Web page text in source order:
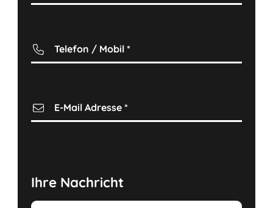
Telefon / Mobil*
E-Mail Adresse*
Ihre Nachricht